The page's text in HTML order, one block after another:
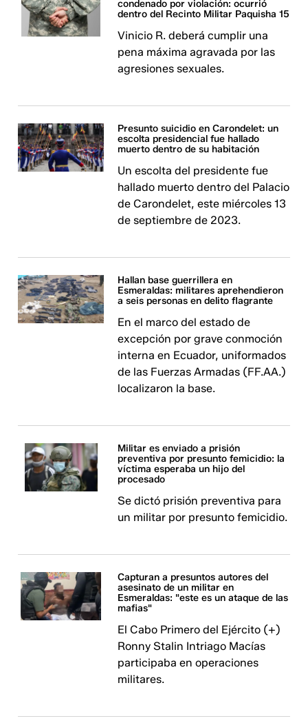
condenado por violación: ocurrió
dentro del Recinto Militar Paquisha 15
Vinicio R. deberá cumplir una
pena máxima agravada por las
agresiones sexuales.
Presunto suicidio en Carondelet: un
escolta presidencial fue hallado
muerto dentro de su habitación
Un escolta del presidente fue
hallado muerto dentro del Palacio
de Carondelet, este miércoles 13
de septiembre de 2023.
Hallan base guerrillera en
Esmeraldas: militares aprehendieron
a seis personas en delito flagrante
En el marco del estado de
excepción por grave conmoción
interna en Ecuador, uniformados
de las Fuerzas Armadas (FF.AA.)
localizaron la base.
Militar es enviado a prisión
preventiva por presunto femicidio: la
víctima esperaba un hijo del
procesado
Se dictó prisión preventiva para
un militar por presunto femicidio.
Capturan a presuntos autores del
asesinato de un militar en
Esmeraldas: "este es un ataque de las
mafias"
El Cabo Primero del Ejército (+)
Ronny Stalin Intriago Macías
participaba en operaciones
militares.